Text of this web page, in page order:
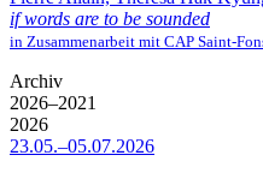
if words are to be sounded
in Zusammenarbeit mit CAP Saint-
Archiv
2026–2021
2026
23.05.–05.07.2026